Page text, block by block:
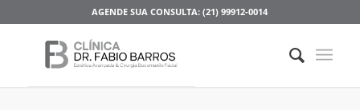
AGENDE SUA CONSULTA: (21) 99912-0014